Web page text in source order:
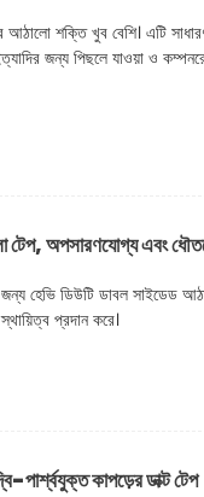
শক্তি খুব বেশি। এটি
জন্য পিছলে যাওয়া ও
টেপ, অপসারণযোগ্য এবং
জন্য হেভি ডিউটি ​​ডাবল সাইডেড
প্রদান করে।
পার্শ্বযুক্ত কাপড়ের ডাক্ট টেপ